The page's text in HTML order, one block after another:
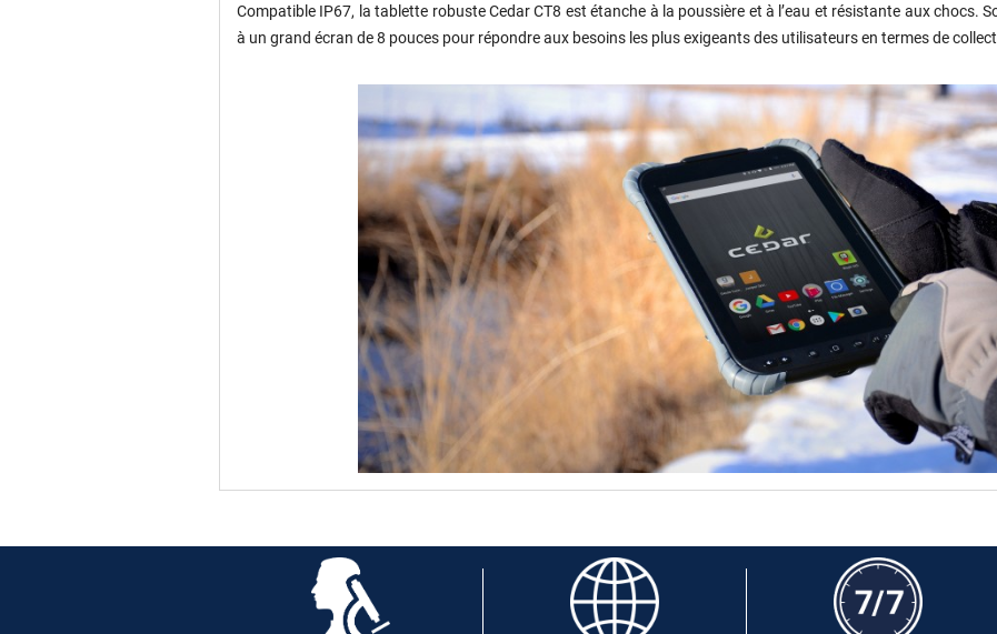
Compatible IP67, la tablette robuste Cedar CT8 est étanche à la poussière et à l’eau et résistante aux chocs.
à un grand écran de 8 pouces pour répondre aux besoins les plus exigeants des utilisateurs en termes de